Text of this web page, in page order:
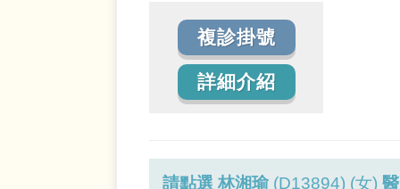
複診掛號
詳細介紹